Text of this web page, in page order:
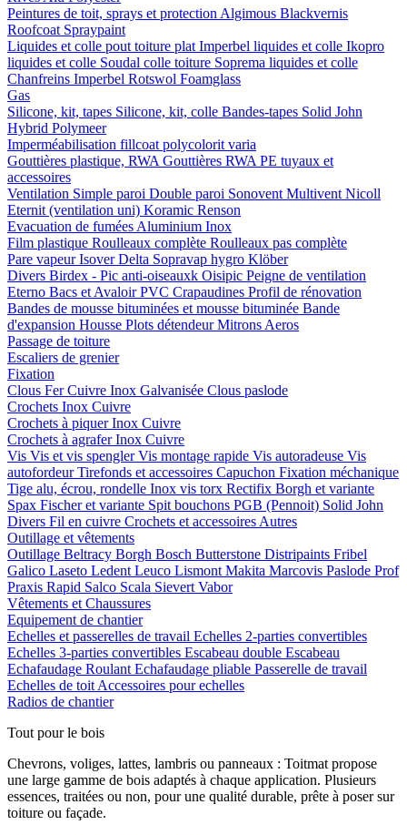
Peintures de toit, sprays et protection Algimous Blackvernis
Roofcoat Spraypaint
Liquides et colle pout toiture plat Imperbel liquides et colle Ikopro
liquides et colle Soudal colle toiture Soprema liquides et colle
Chanfreins Imperbel Rotswol Foamglass
Gas
Silicone, kit, tapes Silicone, kit, colle Bandes-tapes Solid John
Hybrid Polymeer
Imperméabilisation fillcoat polycolorit varia
Gouttières plastique, RWA Gouttières RWA PE tuyaux et
accessoires
Ventilation Simple paroi Double paroi Sonovent Multivent Nicoll
Eternit (ventilation uni) Koramic Renson
Evacuation de fumées Aluminium Inox
Film plastique Roulleaux complète Roulleaux pas complète
Pare vapeurIsoverDelta Sopravap hygro Klöber
Divers Birdex - Pic anti-oiseauxk Oisipic Peigne de ventilation
Eterno Bacs et Avaloir PVC Crapaudines Profil de rénovation
Bandes de mousse bituminées et mousse bituminée Bande
d'expansion Housse Plots détendeurMitrons Aeros
Passage de toiture
Escaliers de grenier
Fixation
Clous FerCuivre Inox Galvanisée Clous paslode
Crochets Inox Cuivre
Crochets à piquerInox Cuivre
Crochets à agraferInox Cuivre
Vis Vis et vis spenglerVis montage rapide Vis autoradeuse Vis
autofordeurTirefonds et accessoires Capuchon Fixation méchanique
Tige alu, écrou, rondelle Inox vis torx Rectifix Borgh et variante
Spax Fischer et variante Spit bouchons PGB (Pennoit) Solid John
Divers Fil en cuivre Crochets et accessoires Autres
Outillage et vêtements
Outillage Beltracy Borgh Bosch Butterstone Distripaints Fribel
Galico Laseto Ledent Leuco Lismont Makita Marcovis Paslode Prof
Praxis Rapid Salco Scala Sievert Vabor
Vêtements et Chaussures
Equipement de chantier
Echelles et passerelles de travail Echelles 2-parties convertibles
Echelles 3-parties convertibles Escabeau double Escabeau
Echafaudage Roulant Echafaudage pliable Passerelle de travail
Echelles de toit Accessoires pour echelles
Radios de chantier
Tout pour le bois
Chevrons, voliges, lattes, lambris ou panneaux : Toitmat propose
une large gamme de bois adaptés à chaque application. Plusieurs
essences, traitées ou non, pour une qualité durable, prête à poser sur
toiture ou façade.